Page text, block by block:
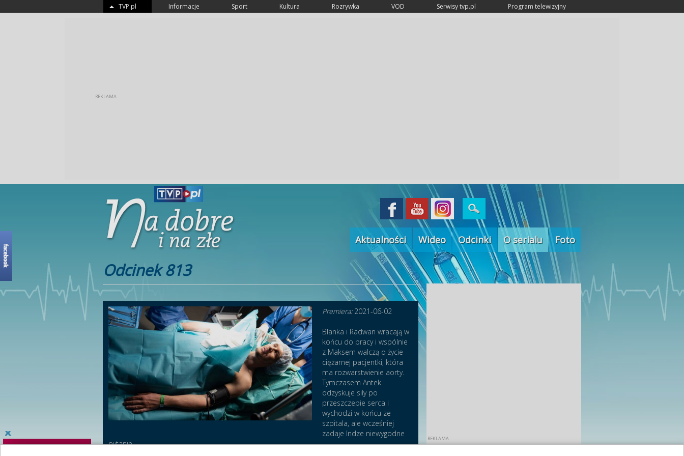
TVP.pl Informacje Sport Kultura Rozrywka VOD Serwisy tvp.pl Program telewizyjny
Aktualności Wideo Odcinki O serialu Foto
Odcinek 813
Premiera: 2021-06-02
Blanka i Radwan wracają w
końcu do pracy i wspólnie
z Maksem walczą o życie
ciężarnej pacjentki, która
ma rozwarstwienie aorty.
Tymczasem Antek
odzyskuje siły po
przeszczepie serca i
wychodzi w końcu ze
szpitala, ale wcześniej
zadaje Indze niewygodne
pytanie...